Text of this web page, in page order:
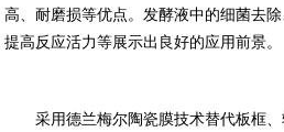
高、耐磨损等优点。发酵液中的细菌去
提高反应活力等展示出良好的应用前景。
采用德兰梅尔陶瓷膜技术替代板框、